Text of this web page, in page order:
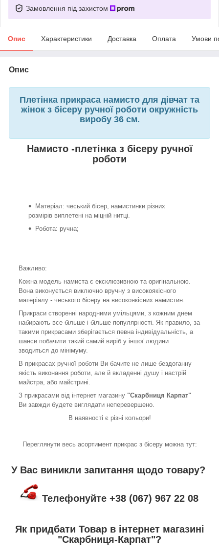
Замовлення під захистом
Опис Характеристики Доставка Оплата Умови
Опис
Плетінка прикраса намисто для дівчат та
жінок з бісеру ручної роботи окружність
виробу 36 см.
Намисто -плетінка з бісеру ручної
роботи
Матеріал: чеський бісер, намистинки різних
розмірів виплетені на міцній нитці.
Робота: ручна;
Важливо:
Кожна модель намиста є ексклюзивною та оригінальною.
Вона виконується виключно вручну з високоякісного
матеріалу - чеського бісеру на високоякісних намистин.
Прикраси створенні народними умільцями, з кожним днем
набирають все більше і більше популярності. Як правило, за
такими прикрасами зберігається певна індивідуальність, а
шанси побачити такий самий виріб у іншої людини
зводиться до мінімуму.
В прикрасах ручної роботи Ви бачите не лише бездоганну
якість виконання роботи, але й вкладенні душу і настрій
майстра, або майстрині.
З прикрасами від інтернет магазину "Скарбниця Карпат"
Ви завжди будете виглядати неперевершено.
В наявності є різні кольори!
Переглянути весь асортимент прикрас з бісеру можна тут:
У Вас виникли запитання щодо товару?
Телефонуйте +38 (067) 967 22 08
Як придбати Товар в інтернет магазині
"Скарбниця-Карпат"?